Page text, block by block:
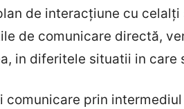
de interacţiune cu
de comunicare directă,
in diferitele situatii in care
prin